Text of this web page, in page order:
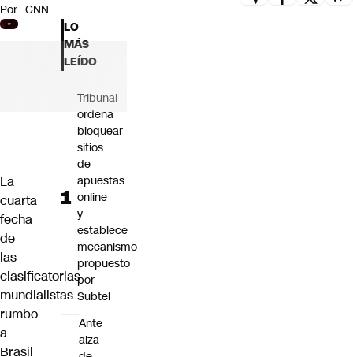
Por CNN
La
cuarta
fecha
de
las
clasificatorias
mundialistas
rumbo
a
Brasil
LO
MÁS
LEÍDO
Tribunal
ordena
bloquear
sitios
de
apuestas
online
y
establece
mecanismo
propuesto
por
Subtel
Ante
alza